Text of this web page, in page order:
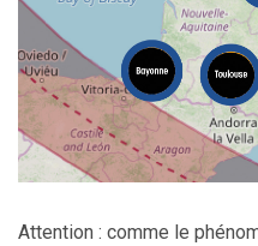
Attention : comme le